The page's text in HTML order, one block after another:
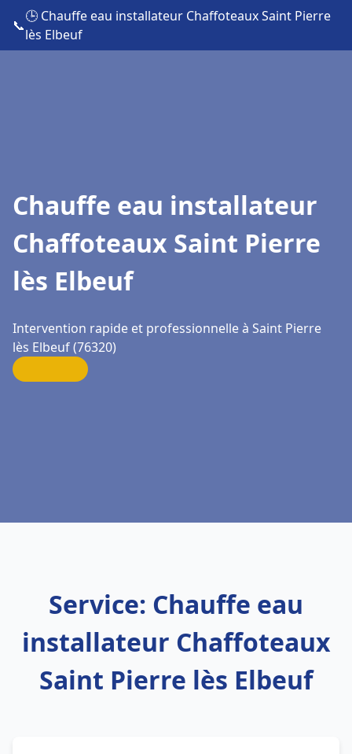
📞
🕒 Chauffe eau installateur Chaffoteaux Saint Pierre
lès Elbeuf
Chauffe eau installateur
Chaffoteaux Saint Pierre
lès Elbeuf
Intervention rapide et professionnelle à Saint Pierre
lès Elbeuf (76320)
Service: Chauffe eau
installateur Chaffoteaux
Saint Pierre lès Elbeuf